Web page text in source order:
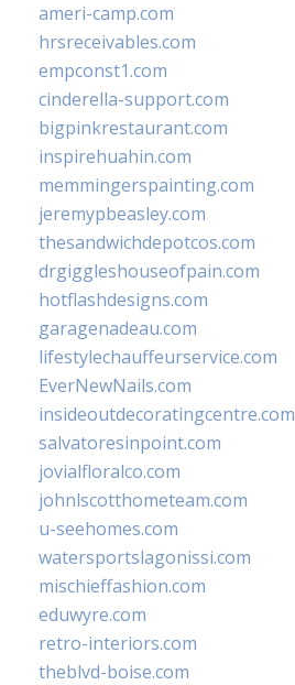
ameri-camp.com
hrsreceivables.com
empconst1.com
cinderella-support.com
bigpinkrestaurant.com
inspirehuahin.com
memmingerspainting.com
jeremypbeasley.com
thesandwichdepotcos.com
drgiggleshouseofpain.com
hotflashdesigns.com
garagenadeau.com
lifestylechauffeurservice.com
EverNewNails.com
insideoutdecoratingcentre.com
salvatoresinpoint.com
jovialfloralco.com
johnlscotthometeam.com
u-seehomes.com
watersportslagonissi.com
mischieffashion.com
eduwyre.com
retro-interiors.com
theblvd-boise.com